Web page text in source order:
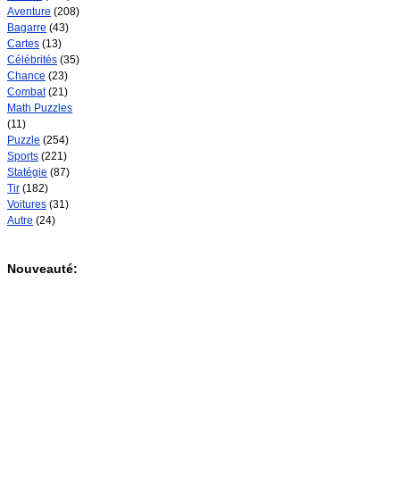
Aventure (208)
Bagarre (43)
Cartes (13)
Célébrités (35)
Chance (23)
Combat(21)
Math Puzzles
(11)
Puzzle (254)
Sports (221)
Statégie (87)
Tir (182)
Voitures (31)
Autre (24)
Nouveauté: